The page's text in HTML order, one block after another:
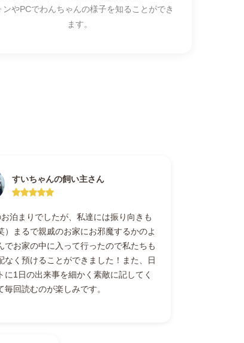
ンやPCでわんちゃんの様子を知ることができ
ます。
すいちゃんの飼い主さん
泊まりでしたが、私達には振り向きも
）まるで親戚のお家にお邪魔するかのよ
でお家の中に入って行ったので私たちも
なく預けることができました！また、日
に1日の出来事を細かく素敵に記してく
毎回読むのが楽しみです。